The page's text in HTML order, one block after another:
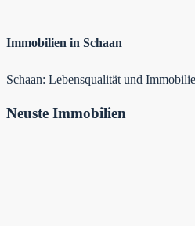
Immobilien in Schaan
Schaan: Lebensqualität und
Neuste Immobilien